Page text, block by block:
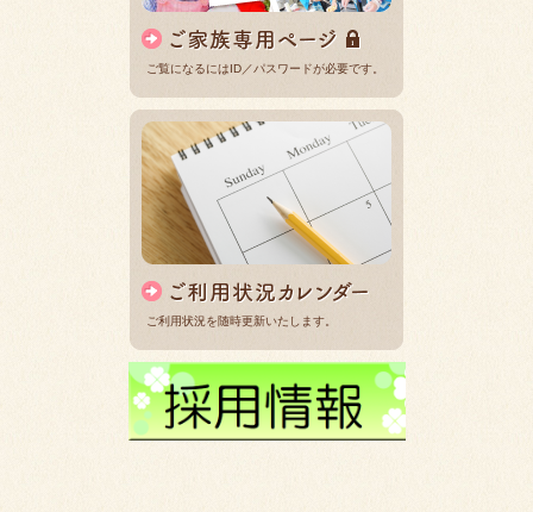
ご覧になるにはID／パスワードが必要です。
ご利用状況を随時更新いたします。